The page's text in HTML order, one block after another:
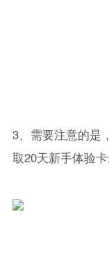
3、需要注意的是
取20天新手体验